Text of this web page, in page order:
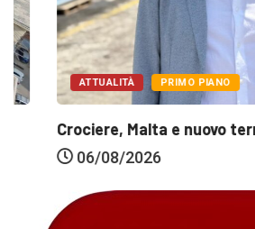
ATTUALITÀ PRIMO PIANO
Crociere, Malta e nuovo
06/08/2026